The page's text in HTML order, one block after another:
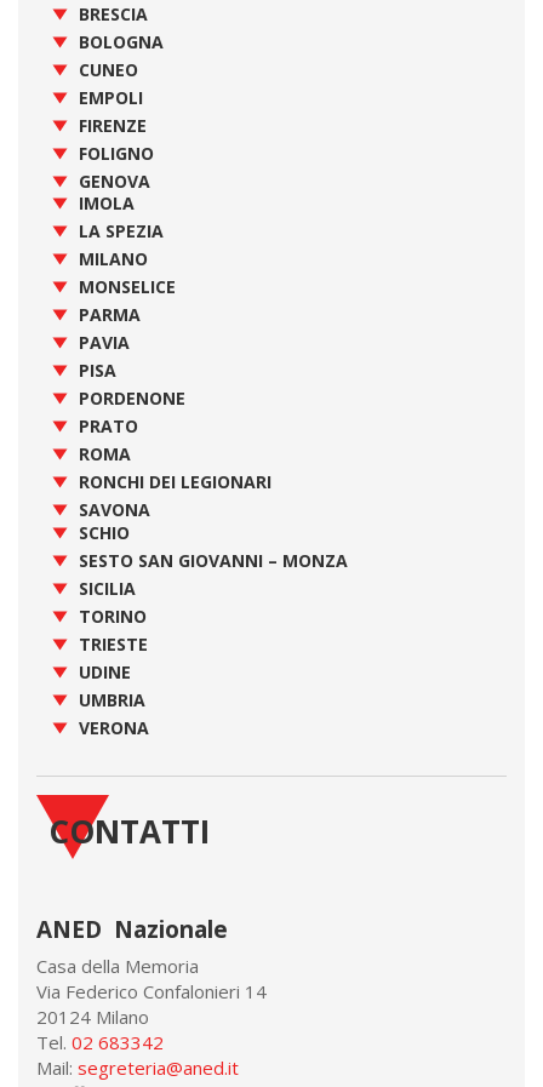
BRESCIA
BOLOGNA
CUNEO
EMPOLI
FIRENZE
FOLIGNO
GENOVA
IMOLA
LA SPEZIA
MILANO
MONSELICE
PARMA
PAVIA
PISA
PORDENONE
PRATO
ROMA
RONCHI DEI LEGIONARI
SAVONA
SCHIO
SESTO SAN GIOVANNI – MONZA
SICILIA
TORINO
TRIESTE
UDINE
UMBRIA
VERONA
CONTATTI
ANED Nazionale
Casa della Memoria
Via Federico Confalonieri 14
20124 Milano
Tel. 02 683342
Mail: segreteria@aned.it